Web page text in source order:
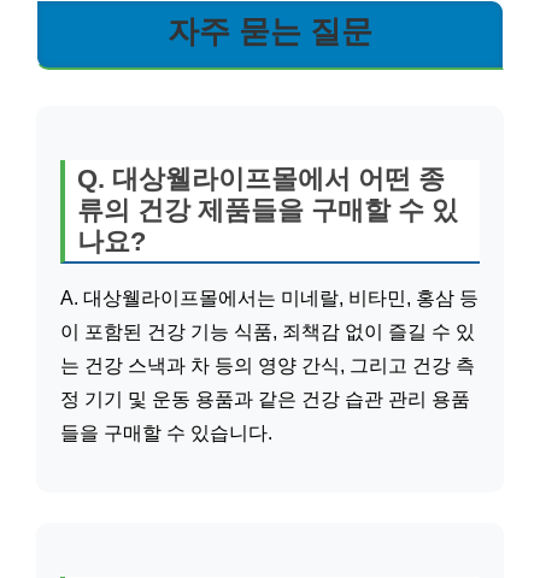
자주 묻는 질문
Q. 대상웰라이프몰에서 어떤 종
류의 건강 제품들을 구매할 수 있
나요?
A. 대상웰라이프몰에서는 미네랄, 비타민, 홍삼 등
이 포함된 건강 기능 식품, 죄책감 없이 즐길 수 있
는 건강 스낵과 차 등의 영양 간식, 그리고 건강 측
정 기기 및 운동 용품과 같은 건강 습관 관리 용품
들을 구매할 수 있습니다.